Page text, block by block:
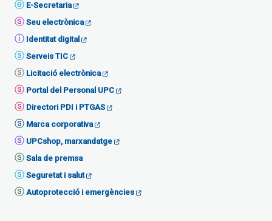
E-Secretaria
Seu electrònica
Identitat digital
Serveis TIC
Licitació electrònica
Portal del Personal UPC
Directori PDI i PTGAS
Marca corporativa
UPCshop, marxandatge
Sala de premsa
Seguretat i salut
Autoprotecció i emergències